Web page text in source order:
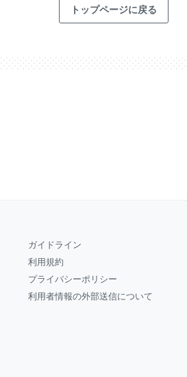
トップページに戻る
ガイドライン
利用規約
プライバシーポリシー
利用者情報の外部送信について